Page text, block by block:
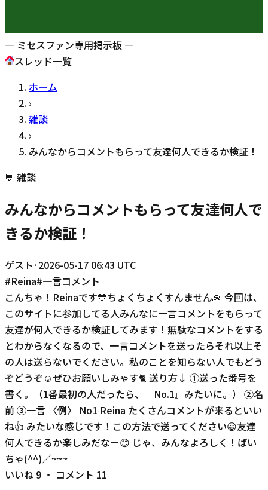
— ミセスファン専用掲示板 —
スレッド一覧
ホーム
›
雑談
›
みんなからコメントもらって友達何人できるか検証！
💬 雑談
みんなからコメントもらって友達何人で
きるか検証！
ゲスト ·2026-05-17 06:43 UTC
#Reina#一言コメント
こんちゃ！Reinaです💙ちょくちょくすんません🙏 今回は、
このサイトに参加してる人みんなに一言コメントをもらって
友達が何人できるか検証してみます！無駄なコメントをする
とわからなくなるので、一言コメントを送ったらそれ以上そ
の人は送らないでください。私のことを知らない人でもどう
ぞどうぞ☺️ぜひお願いしみゃす🐈 送り方↓ ①送った番号を
書く。（1番最初の人だったら、『No.1』みたいに。） ②名
前 ③一言 〈例〉 No1 Reina たくさんコメントが来るといい
ね👍 みたいな感じです！この方法で送ってください😀友達
何人できるか楽しみだなー😊 じゃ、みんなよろしく！ばい
ちゃ(^^)／~~~
いいね 9 ・ コメント 11